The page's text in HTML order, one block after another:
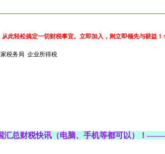
此轻松搞定一切财税事宜。立即加入，则立即领先与获益
税务局 企业所得税
汇总财税快讯（电脑、手机等都可以）